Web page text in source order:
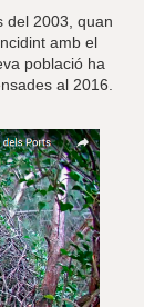
del 2003, quan
amb el
població ha
al 2016.